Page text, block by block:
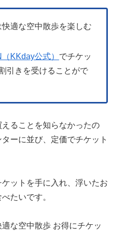
快適な空中散歩を楽しむ
KKday公式） でチケッ
引きを受けることがで
ることを知らなかったの
ーに並び、定価でチケット
ットを手に入れ、浮いたお
たいです。
な空中散歩 お得にチケッ